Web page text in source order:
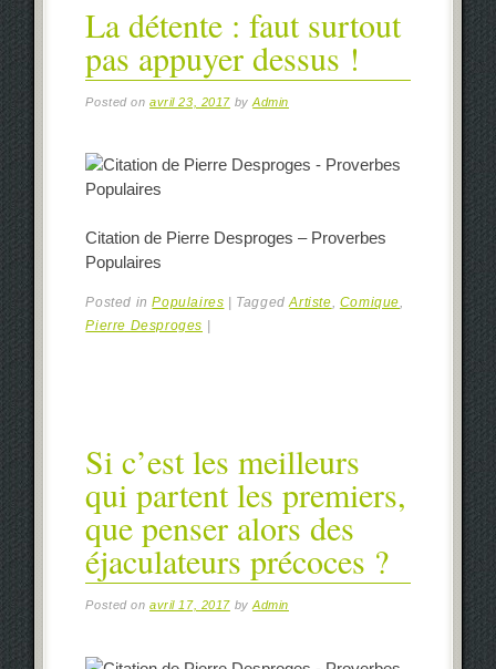
La détente : faut surtout
pas appuyer dessus !
Posted onavril 23, 2017 byAdmin
Citation de Pierre Desproges – Proverbes
Populaires
Posted inPopulaires TaggedArtiste, Comique,
Pierre Desproges
Si c’est les meilleurs
qui partent les premiers,
que penser alors des
éjaculateurs précoces ?
Posted onavril 17, 2017 byAdmin